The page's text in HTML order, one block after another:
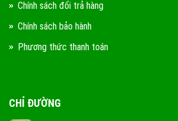
Chính sách đổi trả hàng
Chính sách bảo hành
Phương thức thanh toán
CHỈ ĐƯỜNG